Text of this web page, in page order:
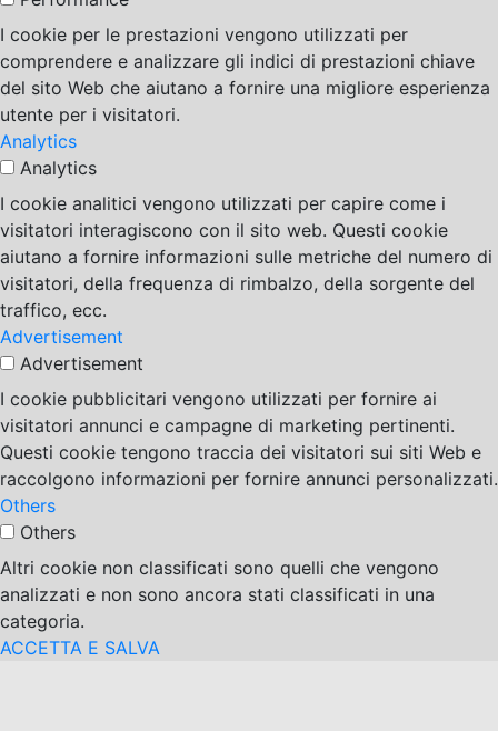
I cookie per le prestazioni vengono utilizzati per
comprendere e analizzare gli indici di prestazioni chiave
del sito Web che aiutano a fornire una migliore esperienza
utente per i visitatori.
Analytics
Analytics
I cookie analitici vengono utilizzati per capire come i
visitatori interagiscono con il sito web. Questi cookie
aiutano a fornire informazioni sulle metriche del numero di
visitatori, della frequenza di rimbalzo, della sorgente del
traffico, ecc.
Advertisement
Advertisement
I cookie pubblicitari vengono utilizzati per fornire ai
visitatori annunci e campagne di marketing pertinenti.
Questi cookie tengono traccia dei visitatori sui siti Web e
raccolgono informazioni per fornire annunci personalizzati.
Others
Others
Altri cookie non classificati sono quelli che vengono
analizzati e non sono ancora stati classificati in una
categoria.
ACCETTA E SALVA